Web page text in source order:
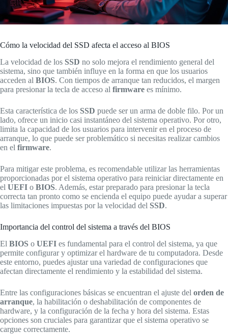
Cómo la velocidad del SSD afecta el acceso al BIOS
La velocidad de los SSD no solo mejora el rendimiento general del
sistema, sino que también influye en la forma en que los usuarios
acceden al BIOS. Con tiempos de arranque tan reducidos, el margen
para presionar la tecla de acceso al firmware es mínimo.
Esta característica de los SSD puede ser un arma de doble filo. Por un
lado, ofrece un inicio casi instantáneo del sistema operativo. Por otro,
limita la capacidad de los usuarios para intervenir en el proceso de
arranque, lo que puede ser problemático si necesitas realizar cambios
en el firmware.
Para mitigar este problema, es recomendable utilizar las herramientas
proporcionadas por el sistema operativo para reiniciar directamente en
el UEFI o BIOS. Además, estar preparado para presionar la tecla
correcta tan pronto como se encienda el equipo puede ayudar a superar
las limitaciones impuestas por la velocidad del SSD.
Importancia del control del sistema a través del BIOS
El BIOS o UEFI es fundamental para el control del sistema, ya que
permite configurar y optimizar el hardware de tu computadora. Desde
este entorno, puedes ajustar una variedad de configuraciones que
afectan directamente el rendimiento y la estabilidad del sistema.
Entre las configuraciones básicas se encuentran el ajuste del orden de
arranque, la habilitación o deshabilitación de componentes de
hardware, y la configuración de la fecha y hora del sistema. Estas
opciones son cruciales para garantizar que el sistema operativo se
cargue correctamente.